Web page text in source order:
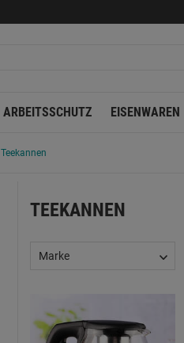
ARBEITSSCHUTZ EISENWAREN
Teekannen
TEEKANNEN
Marke